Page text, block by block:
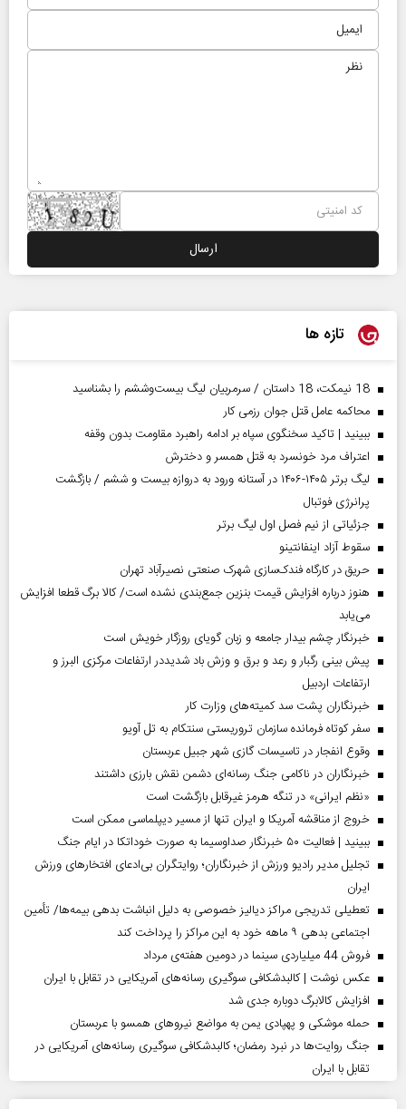
تازه ها
18 نیمکت، 18 داستان / سرمربیان لیگ بیست‌وششم را بشناسید
محاکمه عامل قتل جوان رزمی کار
ببینید | تاکید سخنگوی سپاه بر ادامه راهبرد مقاومت بدون وقفه
اعتراف مرد خونسرد به قتل همسر و دخترش
لیگ برتر ۱۴۰۵-۱۴۰۶ در آستانه ورود به دروازه بیست و ششم / بازگشت
پرانرژی فوتبال
جزئیاتی از نیم فصل اول لیگ برتر
سقوط آزاد اینفانتینو
حریق در کارگاه فندک‌سازی شهرک صنعتی نصیرآباد تهران
هنوز درباره افزایش قیمت بنزین جمع‌بندی نشده است/ کالا برگ قطعا افزایش
می‌یابد
خبرنگار چشم بیدار جامعه و زبان گویای روزگار خویش است
پیش بینی رگبار و رعد و برق و وزش باد شدیددر ارتفاعات مرکزی البرز و
ارتفاعات اردبیل
خبرنگاران پشت سد کمیته‌های وزارت کار
سفر کوتاه فرمانده سازمان تروریستی سنتکام به تل آویو
وقوع انفجار در تاسیسات گازی شهر جبیل عربستان
خبرنگاران در ناکامی جنگ رسانه‌ای دشمن نقش بارزی داشتند
«نظم ایرانی» در تنگه هرمز غیرقابل بازگشت است
خروج از مناقشه آمریکا و ایران تنها از مسیر دیپلماسی ممکن است
ببینید | فعالیت ۵۰ خبرنگار صداوسیما به صورت خوداتکا در ایام جنگ
تجلیل مدیر رادیو ورزش از خبرنگاران؛ روایتگران بی‌ادعای افتخارهای ورزش
ایران
تعطیلی تدریجی مراکز دیالیز خصوصی به دلیل انباشت بدهی بیمه‌ها/ تأمین
اجتماعی بدهی ۹ ماهه خود به این مراکز را پرداخت کند
فروش 44 میلیاردی سینما در دومین هفته‌ی مرداد
عکس نوشت | کالبدشکافی سوگیری رسانه‌های آمریکایی در تقابل با ایران
افزایش کالابرگ دوباره جدی شد
حمله موشکی و پهپادی یمن به مواضع نیروهای همسو با عربستان
جنگ روایت‌ها در نبرد رمضان؛ کالبدشکافی سوگیری رسانه‌های آمریکایی در
تقابل با ایران